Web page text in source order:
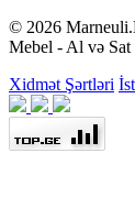
© 2026
Mebel - Al və
Xidmət Şərtləri